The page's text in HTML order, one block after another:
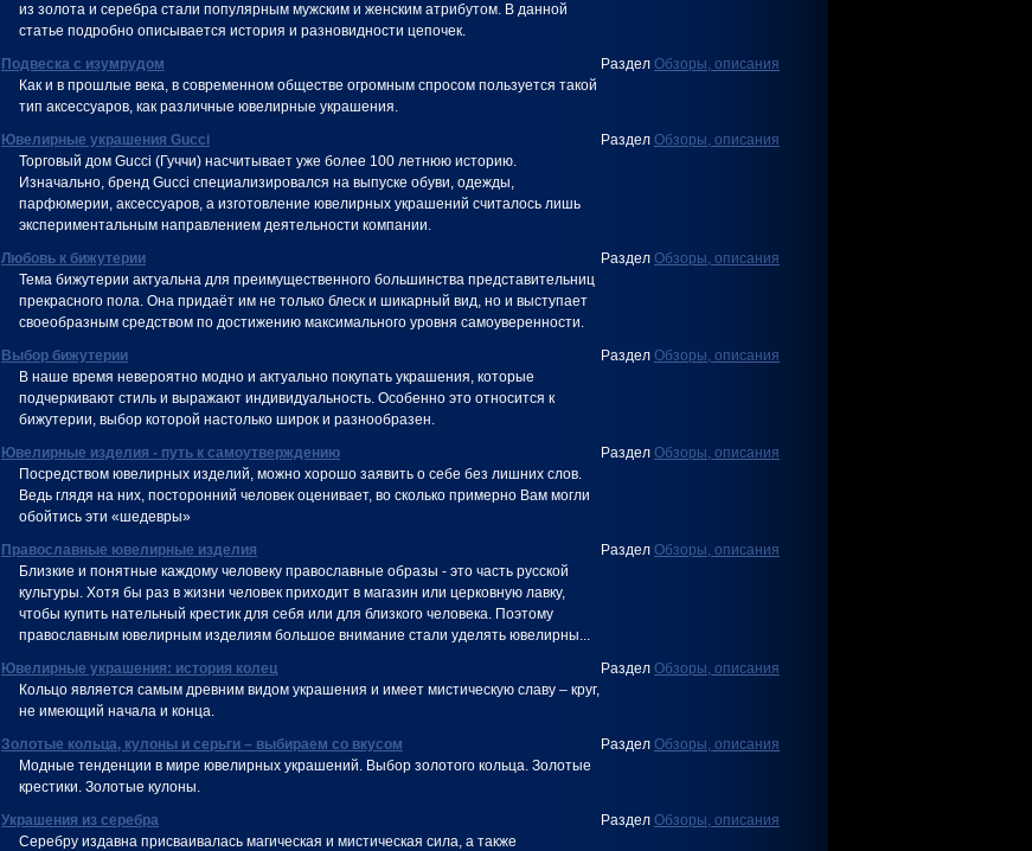
из золота и серебра стали популярным мужским и женским атрибутом. В данной
статье подробно описывается история и разновидности цепочек.
Подвеска с изумрудом
Раздел Обзоры, описания
Как и в прошлые века, в современном обществе огромным спросом пользуется такой
тип аксессуаров, как различные ювелирные украшения.
Ювелирные украшения Gucci
Раздел Обзоры, описания
Торговый дом Gucci (Гуччи) насчитывает уже более 100 летнюю историю.
Изначально, бренд Gucci специализировался на выпуске обуви, одежды,
парфюмерии, аксессуаров, а изготовление ювелирных украшений считалось лишь
экспериментальным направлением деятельности компании.
Любовь к бижутерии
Раздел Обзоры, описания
Тема бижутерии актуальна для преимущественного большинства представительниц
прекрасного пола. Она придаёт им не только блеск и шикарный вид, но и выступает
своеобразным средством по достижению максимального уровня самоуверенности.
Выбор бижутерии
Раздел Обзоры, описания
В наше время невероятно модно и актуально покупать украшения, которые
подчеркивают стиль и выражают индивидуальность. Особенно это относится к
бижутерии, выбор которой настолько широк и разнообразен.
Ювелирные изделия - путь к самоутверждению
Раздел Обзоры, описания
Посредством ювелирных изделий, можно хорошо заявить о себе без лишних слов.
Ведь глядя на них, посторонний человек оценивает, во сколько примерно Вам могли
обойтись эти «шедевры»
Православные ювелирные изделия
Раздел Обзоры, описания
Близкие и понятные каждому человеку православные образы - это часть русской
культуры. Хотя бы раз в жизни человек приходит в магазин или церковную лавку,
чтобы купить нательный крестик для себя или для близкого человека. Поэтому
православным ювелирным изделиям большое внимание стали уделять ювелирны...
Ювелирные украшения: история колец
Раздел Обзоры, описания
Кольцо является самым древним видом украшения и имеет мистическую славу – круг,
не имеющий начала и конца.
Золотые кольца, кулоны и серьги – выбираем со вкусом
Раздел Обзоры, описания
Модные тенденции в мире ювелирных украшений. Выбор золотого кольца. Золотые
крестики. Золотые кулоны.
Украшения из серебра
Раздел Обзоры, описания
Серебру издавна присваивалась магическая и мистическая сила, а также